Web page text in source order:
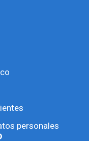
personales